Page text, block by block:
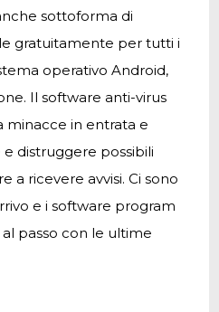
sottoforma di
gratuitamente per tutti i
operativo Android,
Il software anti-virus
minacce in entrata e
distruggere possibili
a ricevere avvisi. Ci sono
e i software program
passo con le ultime